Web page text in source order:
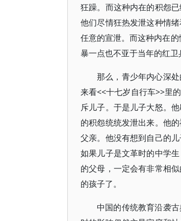
狂躁。而这种内在的积怨
他们尽情狂热发泄这种情
任意的宣泄。而这种内在
暴一点也不亚于当年的红卫
那么，青少年内心深
来看<<十七岁自行车>>里
斥儿子。于是儿子大怒。
的积怨统统发泄出来。他
父亲。他没有想到自己的
如果儿子是文革时的中学
的父母，一定会有非常相
的孩子了。
中国的传统教育沿袭